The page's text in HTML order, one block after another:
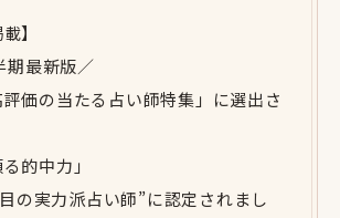
】
期最新版／
価の当たる占い師特集」に選出さ
的中力」
の実力派占い師”に認定されまし